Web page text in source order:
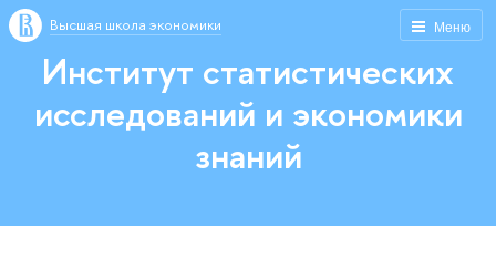
Меню
Высшая школа экономики
Институт статистических
исследований и экономики
знаний